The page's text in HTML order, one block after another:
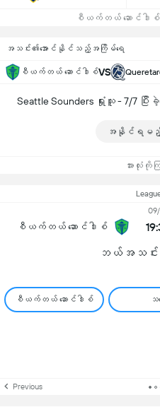
စီယက်တယ် ဆောင်ဒါစ်
အသင်း၏အောင်နိုင်သည့်အကြိမ်ရေ
စီယက်တယ် ဆောင်ဒါစ်VS
Seattle Sounders ရှုံးသူ - 7/7 ပြီ
အနိုင်ရမည့်
အားလုံးကို
စီယက်တယ် ဆောင်ဒါစ်
ဘယ်အသင်
စီယက်တယ် ဆောင်ဒါစ် သ
Previous